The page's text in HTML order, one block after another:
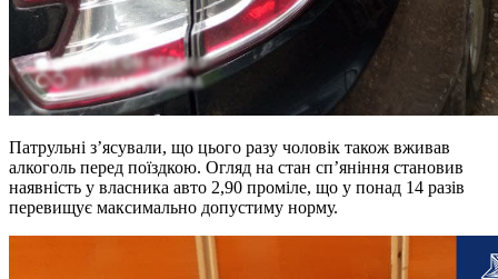
Патрульні з’ясували, що цього разу чоловік також вживав
алкоголь перед поїздкою. Огляд на стан сп’яніння становив
наявність у власника авто 2,90 проміле, що у понад 14 разів
перевищує максимально допустиму норму.